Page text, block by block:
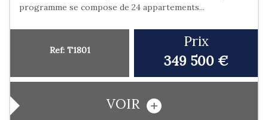
programme se compose de 24 appartements...
Ref: T1801
Prix
349 500 €
VOIR